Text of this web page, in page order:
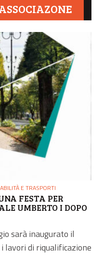
E TRASPORTI
FESTA PER
UMBERTO I DOPO
sarà inaugurato il
lavori di riqualificazione